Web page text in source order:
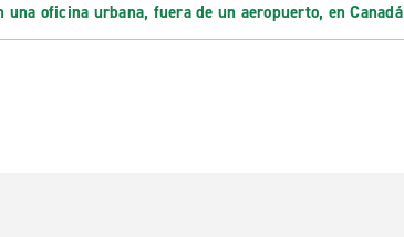
oficina urbana, fuera de un aeropuerto, en Canadá